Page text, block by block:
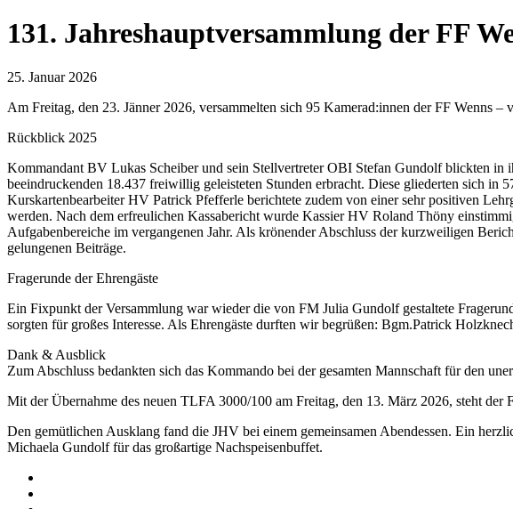
131. Jahreshauptversammlung der FF
25. Januar 2026
Am Freitag, den 23. Jänner 2026, versammelten sich 95 Kamerad:innen der FF Wenns
Rückblick 2025
Kommandant BV Lukas Scheiber und sein Stellvertreter OBI Stefan Gundolf blickten in
beeindruckenden 18.437 freiwillig geleisteten Stunden erbracht. Diese gliederten sich
Kurskartenbearbeiter HV Patrick Pfefferle berichtete zudem von einer sehr positiven
werden. Nach dem erfreulichen Kassabericht wurde Kassier HV Roland Thöny
Aufgabenbereiche im vergangenen Jahr. Als krönender Abschluss der kurzweiligen
gelungenen Beiträge.
Fragerunde der Ehrengäste
Ein Fixpunkt der Versammlung war wieder die von FM Julia Gundolf gestaltete
sorgten für großes Interesse. Als Ehrengäste durften wir begrüßen: Bgm.Patrick
Dank & Ausblick
Zum Abschluss bedankten sich das Kommando bei der gesamten Mannschaft für den
Mit der Übernahme des neuen TLFA 3000/100 am Freitag, den 13. März 2026, steht der
Den gemütlichen Ausklang fand die JHV bei einem gemeinsamen Abendessen. Ein
Michaela Gundolf für das großartige Nachspeisenbuffet.